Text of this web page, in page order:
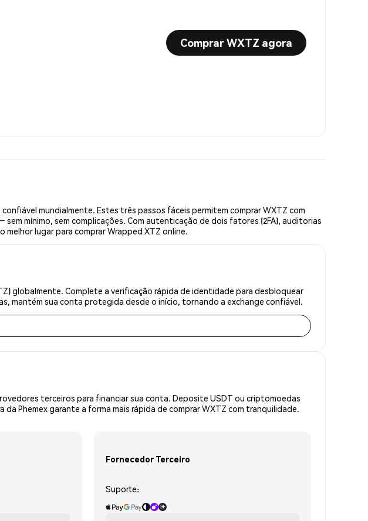
Comprar WXTZ agora
mundialmente. Estes três passos fáceis permitem comprar WXTZ com
mínimo, sem complicações. Com autenticação de dois fatores (2FA), auditorias
melhor lugar para comprar Wrapped XTZ online.
globalmente. Complete a verificação rápida de identidade para desbloquear
mantém sua conta protegida desde o início, tornando a exchange confiável.
terceiros para financiar sua conta. Deposite USDT ou criptomoedas
Phemex garante a forma mais rápida de comprar WXTZ com tranquilidade.
Fornecedor Terceiro
Suporte: